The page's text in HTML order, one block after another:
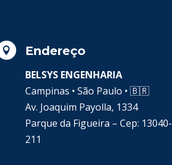
 Endereço
BELSYS ENGENHARIA
Campinas • São Paulo •🇧🇷
Av. Joaquim Payolla, 1334
Parque da Figueira – Cep: 13040-
211